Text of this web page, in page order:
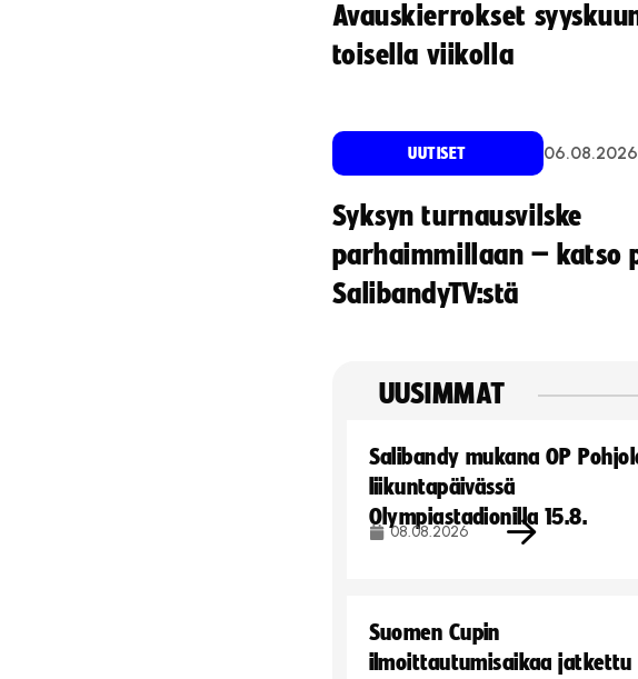
Avauskierrokset
toisella viikolla
UUTISET 06.08.2026
Syksyn turnausvilske
parhaimmillaan – katso
SalibandyTV:stä
UUSIMMAT
Salibandy mukana OP
liikuntapäivässä
Olympiastadionilla 15.8.
08.08.2026
Suomen Cupin
ilmoittautumisaikaa jatkettu